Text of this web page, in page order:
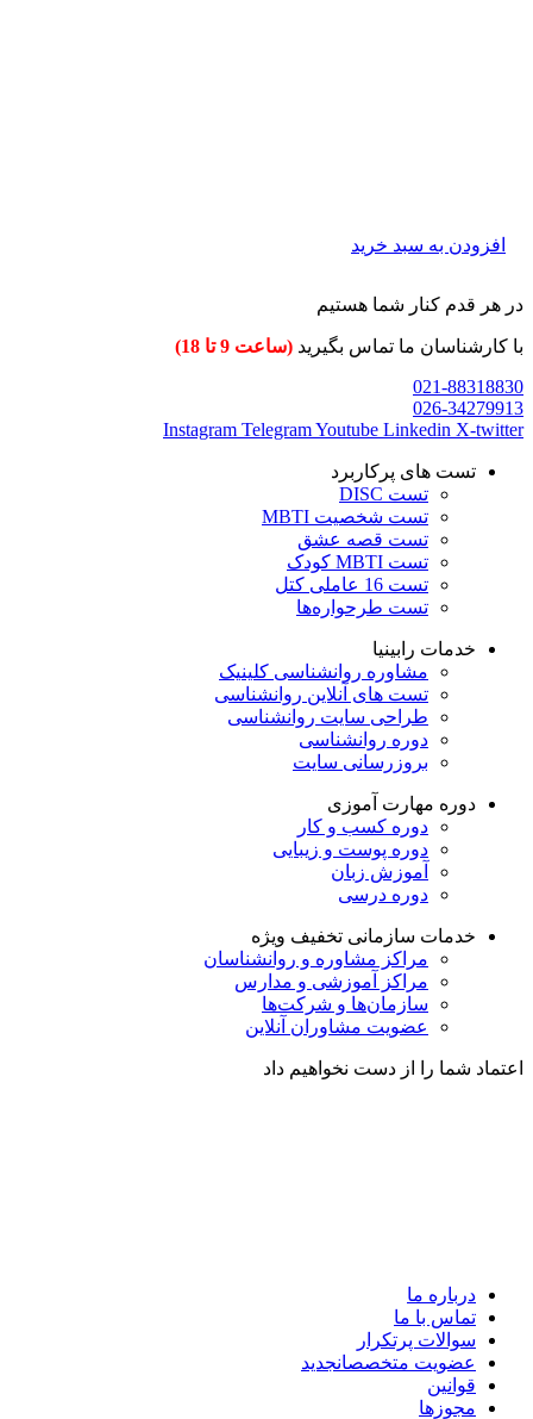
افزودن به سبد خرید
در هر قدم کنار شما هستیم
با کارشناسان ما تماس بگیرید (ساعت 9 تا 18)
021-88318830
026-34279913
Instagram TelegramYoutube Linkedin X-twitter
تست های پرکاربرد
تست DISC
تست شخصیت MBTI
تست قصه عشق
تست MBTI کودک
تست 16 عاملی کتل
تست طرحواره‌ها
خدمات رابینیا
مشاوره روانشناسی کلینیک
تست های آنلاین روانشناسی
طراحی سایت روانشناسی
دوره روانشناسی
بروزرسانی سایت
دوره مهارت آموزی
دوره کسب و کار
دوره پوست و زیبایی
آموزش زبان
دوره درسی
خدمات سازمانی تخفیف ویژه
مراکز مشاوره و روانشناسان
مراکز آموزشی و مدارس
سازمان‌ها و شرکت‌ها
عضویت مشاوران آنلاین
اعتماد شما را از دست نخواهیم داد
درباره ما
تماس با ما
سوالات پرتکرار
عضویت متخصصانجدید
قوانین
مجوزها